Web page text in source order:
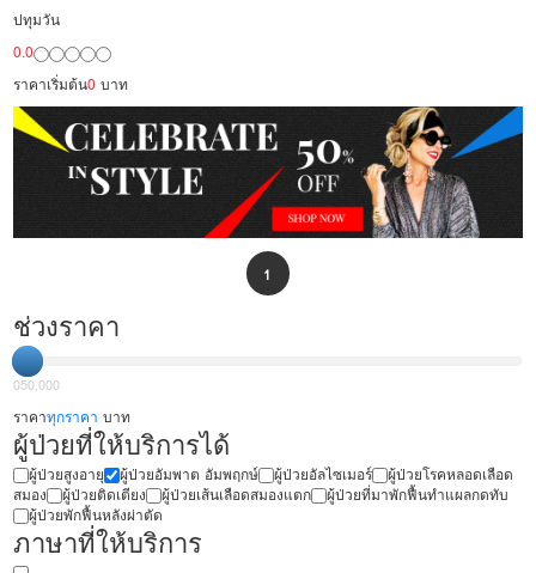
พยาบาล
ปทุมวัน
0.0
ราคาเริ่มต้น0 บาท
1
ช่วงราคา
050,000
ราคาทุกราคา บาท
ผู้ป่วยที่ให้บริการได้
ผู้ป่วยสูงอายุ ผู้ป่วยอัมพาต อัมพฤกษ์ ผู้ป่วยอัลไซเมอร์
ผู้ป่วยโรคหลอดเลือด
สมอง
ผู้ป่วยติดเตียง ผู้ป่วยเส้นเลือดสมองแตก
ผู้ป่วยที่มาพักฟื้นทำแผลกดทับ
ผู้ป่วยพักฟื้นหลังผ่าตัด
ภาษาที่ให้บริการ